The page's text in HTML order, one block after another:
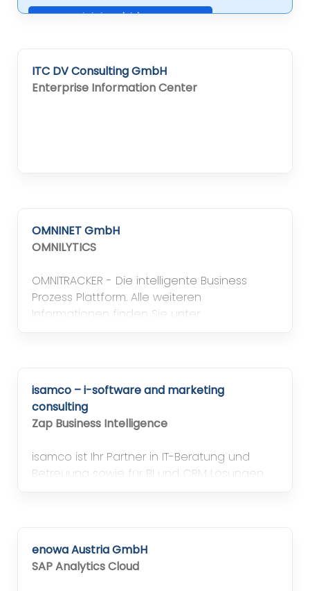
Jetzt registrieren
ITC DV Consulting GmbH
Enterprise Information Center
OMNINET GmbH
OMNILYTICS
OMNITRACKER - Die intelligente Business
Prozess Plattform. Alle weiteren
Informationen finden Sie unter
isamco – i-software and marketing
consulting
Zap Business Intelligence
isamco ist Ihr Partner in IT-Beratung und
Betreuung sowie für BI und CRM Lösungen
enowa Austria GmbH
SAP Analytics Cloud